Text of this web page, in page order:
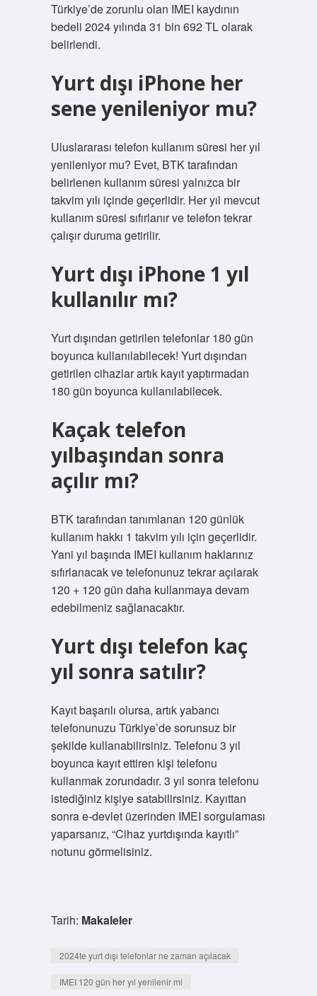
Türkiye’de zorunlu olan IMEI kaydının
bedeli 2024 yılında 31 bin 692 TL olarak
belirlendi.
Yurt dışı iPhone her
sene yenileniyor mu?
Uluslararası telefon kullanım süresi her yıl
yenileniyor mu? Evet, BTK tarafından
belirlenen kullanım süresi yalnızca bir
takvim yılı içinde geçerlidir. Her yıl mevcut
kullanım süresi sıfırlanır ve telefon tekrar
çalışır duruma getirilir.
Yurt dışı iPhone 1 yıl
kullanılır mı?
Yurt dışından getirilen telefonlar 180 gün
boyunca kullanılabilecek! Yurt dışından
getirilen cihazlar artık kayıt yaptırmadan
180 gün boyunca kullanılabilecek.
Kaçak telefon
yılbaşından sonra
açılır mı?
BTK tarafından tanımlanan 120 günlük
kullanım hakkı 1 takvim yılı için geçerlidir.
Yani yıl başında IMEI kullanım haklarınız
sıfırlanacak ve telefonunuz tekrar açılarak
120 + 120 gün daha kullanmaya devam
edebilmeniz sağlanacaktır.
Yurt dışı telefon kaç
yıl sonra satılır?
Kayıt başarılı olursa, artık yabancı
telefonunuzu Türkiye’de sorunsuz bir
şekilde kullanabilirsiniz. Telefonu 3 yıl
boyunca kayıt ettiren kişi telefonu
kullanmak zorundadır. 3 yıl sonra telefonu
istediğiniz kişiye satabilirsiniz. Kayıttan
sonra e-devlet üzerinden IMEI sorgulaması
yaparsanız, “Cihaz yurtdışında kayıtlı”
notunu görmelisiniz.
Tarih: Makaleler
2024te yurt dışı telefonlar ne zaman açılacak
IMEI 120 gün her yıl yenilenir mi